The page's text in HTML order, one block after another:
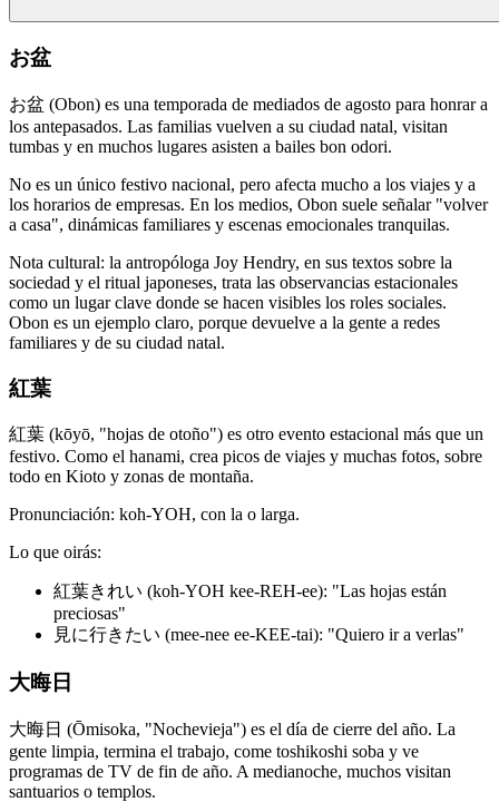
お盆
お盆 (Obon) es una temporada de mediados de agosto para honrar a
los antepasados. Las familias vuelven a su ciudad natal, visitan
tumbas y en muchos lugares asisten a bailes bon odori.
No es un único festivo nacional, pero afecta mucho a los viajes y a
los horarios de empresas. En los medios, Obon suele señalar "volver
a casa", dinámicas familiares y escenas emocionales tranquilas.
Nota cultural: la antropóloga Joy Hendry, en sus textos sobre la
sociedad y el ritual japoneses, trata las observancias estacionales
como un lugar clave donde se hacen visibles los roles sociales.
Obon es un ejemplo claro, porque devuelve a la gente a redes
familiares y de su ciudad natal.
紅葉
紅葉 (kōyō, "hojas de otoño") es otro evento estacional más que un
festivo. Como el hanami, crea picos de viajes y muchas fotos, sobre
todo en Kioto y zonas de montaña.
Pronunciación: koh-YOH, con la o larga.
Lo que oirás:
紅葉きれい (koh-YOH kee-REH-ee): "Las hojas están
preciosas"
見に行きたい (mee-nee ee-KEE-tai): "Quiero ir a verlas"
大晦日
大晦日 (Ōmisoka, "Nochevieja") es el día de cierre del año. La
gente limpia, termina el trabajo, come toshikoshi soba y ve
programas de TV de fin de año. A medianoche, muchos visitan
santuarios o templos.